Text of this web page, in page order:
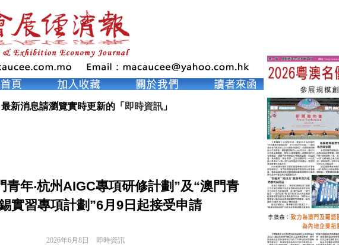
新消息請瀏覽實時更新的「 即時資訊」
青年‧杭州AIGC專項研修計劃”及“澳門青
實習專項計劃”6月9日起接受申請
2026年6月8日 即時資訊